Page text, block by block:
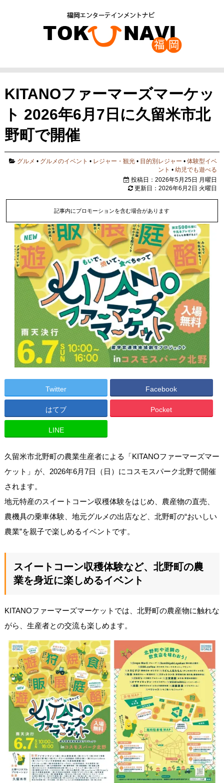
KITANOファーマーズマーケッ
ト 2026年6月7日に久留米市北
野町で開催
グルメ • グルメのイベント • レジャー・観光 • 目的別レジャー •体験型イベ
ント •幼児でも遊べる
投稿日：2026年5月25日 月曜日
更新日：2026年6月2日 火曜日
記事内にプロモーションを含む場合があります
Twitter Facebook
はてブ Pocket
LINE
久留米市北野町の農業生産者による「KITANOファーマーズマー
ケット」が、2026年6月7日（日）にコスモスパーク北野で開催
されます。
地元特産のスイートコーン収穫体験をはじめ、農産物の直売、
農機具の乗車体験、地元グルメの出店など、北野町の“おいしい
農業”を親子で楽しめるイベントです。
スイートコーン収穫体験など、北野町の農
業を身近に楽しめるイベント
KITANOファーマーズマーケットでは、北野町の農産物に触れな
がら、生産者との交流も楽しめます。